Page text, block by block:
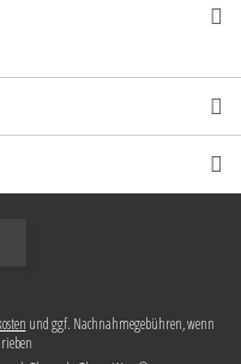
und ggf. Nachnahmegebühren, wenn